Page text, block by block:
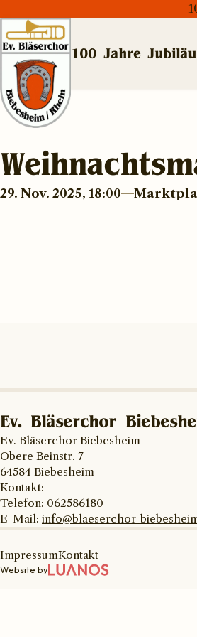
100 Jahre
29. Nov. 2025, 18:00
Ev. Bläserchor
Ev. Bläserchor Biebesheim
Obere Beinstr. 7
64584 Biebesheim
Kontakt:
Telefon: 062586180
E-Mail: info@blaeserchor-
ImpressumKontakt
Website by